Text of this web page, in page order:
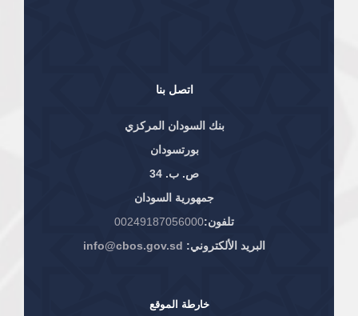
اتصل بنا
بنك السودان المركزي
بورتسودان
ص. ب. 34
جمهورية السودان
تلفون:00249187056000
البريد الألكتروني: info@cbos.gov.sd
خارطة الموقع